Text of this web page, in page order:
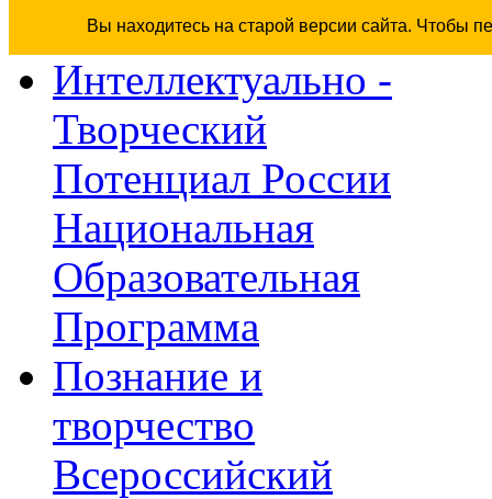
Вы находитесь на старой версии сайта. Чтобы
Интеллектуально -
Творческий
Потенциал России
Национальная
Образовательная
Программа
Познание и
творчество
Всероссийский